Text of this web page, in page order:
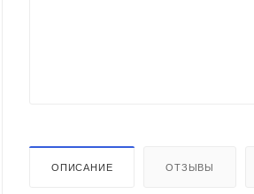
ОПИСАНИЕ ОТЗЫВЫ